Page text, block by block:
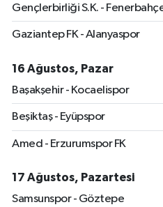
Gençlerbirliği S.K. -
Gaziantep FK - Alanyaspor
16 Ağustos, Pazar
Başakşehir - Kocaelispor
Beşiktaş - Eyüpspor
Amed - Erzurumspor FK
17 Ağustos, Pazartesi
Samsunspor - Göztepe